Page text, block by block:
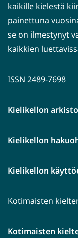
kaikille kielestä
painettuna
se on ilmestynyt
kaikkien
ISSN 2489-7698
Kielikellon arkisto
Kielikellon
Kielikellon
Kotimaisten
Kotimaisten